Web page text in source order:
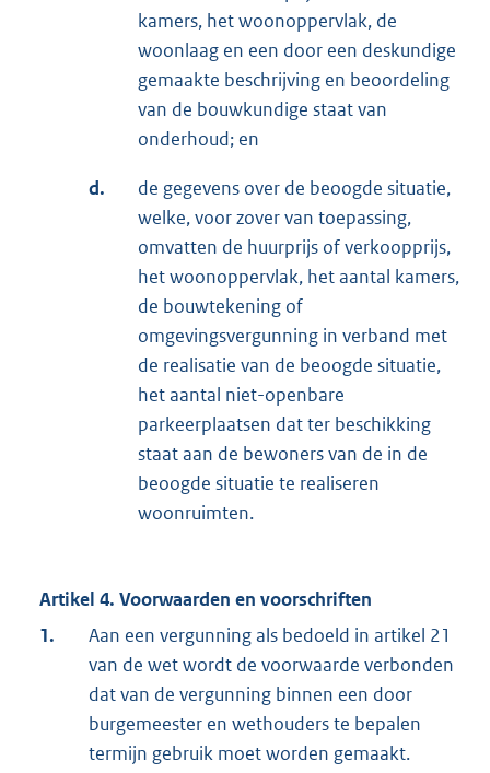
kamers, het woonoppervlak, de
woonlaag en een door een deskundige
gemaakte beschrijving en beoordeling
van de bouwkundige staat van
onderhoud; en
d.
de gegevens over de beoogde situatie,
welke, voor zover van toepassing,
omvatten de huurprijs of verkoopprijs,
het woonoppervlak, het aantal kamers,
de bouwtekening of
omgevingsvergunning in verband met
de realisatie van de beoogde situatie,
het aantal niet-openbare
parkeerplaatsen dat ter beschikking
staat aan de bewoners van de in de
beoogde situatie te realiseren
woonruimten.
Artikel 4. Voorwaarden en voorschriften
1.
Aan een vergunning als bedoeld in artikel 21
van de wet wordt de voorwaarde verbonden
dat van de vergunning binnen een door
burgemeester en wethouders te bepalen
termijn gebruik moet worden gemaakt.